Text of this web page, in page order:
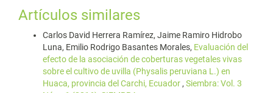
Artículos similares
Carlos David Herrera Ramírez, Jaime Ramiro Hidrobo
Luna, Emilio Rodrigo Basantes Morales, Evaluación del
efecto de la asociación de coberturas vegetales vivas
sobre el cultivo de uvilla (Physalis peruviana L.) en
Huaca, provincia del Carchi, Ecuador , Siembra: Vol. 3